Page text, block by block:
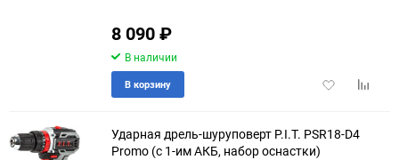
8 090₽
В наличии
Добавить
В корзину
Ударная дрель-шуруповерт P.I.T. PSR18-D4
Promo (с 1-им АКБ, набор оснастки)